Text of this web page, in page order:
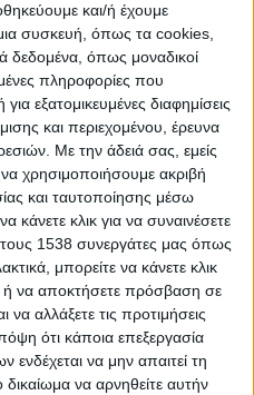
και/ή έχουμε
συσκευή, όπως τα cookies,
δεδομένα, όπως μοναδικοί
πληροφορίες που
εξατομικευμένες διαφημίσεις
και περιεχομένου, έρευνα
Με την άδειά σας, εμείς
να χρησιμοποιήσουμε ακριβή
και ταυτοποίησης μέσω
κλικ για να συναινέσετε
1538 συνεργάτες μας όπως
μπορείτε να κάνετε κλικ
ή να αποκτήσετε πρόσβαση σε
να αλλάξετε τις προτιμήσεις
ότι κάποια επεξεργασία
να μην απαιτεί τη
να αρνηθείτε αυτήν
η Φαίη Ξυλά και ένας
που κρατούν την
ανάμεσα στη φάρσα,
το παιχνίδι των
Ο Γιάννης Κακλέας
με θεατρική τόλμη,
παλμό και τη